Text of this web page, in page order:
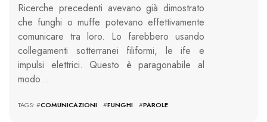
Ricerche precedenti avevano già dimostrato
che funghi o muffe potevano effettivamente
comunicare tra loro. Lo farebbero usando
collegamenti sotterranei filiformi, le ife e
impulsi elettrici. Questo è paragonabile al
modo…
TAGS: #COMUNICAZIONI #FUNGHI #PAROLE